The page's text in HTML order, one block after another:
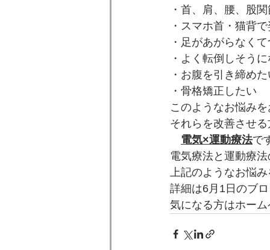
・首、肩、腰、股
・スマホ首・猫背
・足があがらなく
・よく転倒しそう
・お腹を引き締め
・骨格矯正したい
このようなお悩み
それらを改善させ
電気×運動療法で
電気療法と運動療
上記のようなお悩
詳細は6月1日のブ
気になる方はホー